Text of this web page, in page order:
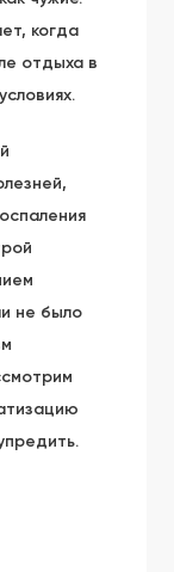
когда
отдыха в
не было